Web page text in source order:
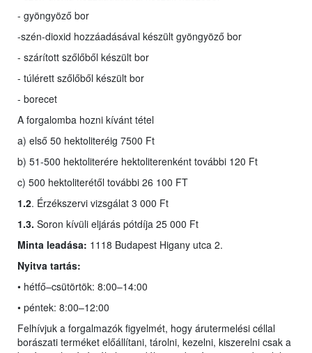
- gyöngyöző bor
-szén-dioxid hozzáadásával készült gyöngyöző bor
- szárított szőlőből készült bor
- túlérett szőlőből készült bor
- borecet
A forgalomba hozni kívánt tétel
a) első 50 hektoliteréig 7500 Ft
b) 51-500 hektoliterére hektoliterenként további 120 Ft
c) 500 hektoliterétől további 26 100 FT
1.2. Érzékszervi vizsgálat 3 000 Ft
1.3. Soron kívüli eljárás pótdíja 25 000 Ft
Minta leadása: 1118 Budapest Higany utca 2.
Nyitva tartás:
• hétfő–csütörtök: 8:00–14:00
• péntek: 8:00–12:00
Felhívjuk a forgalmazók figyelmét, hogy árutermelési céllal
borászati terméket előállítani, tárolni, kezelni, kiszerelni csak a